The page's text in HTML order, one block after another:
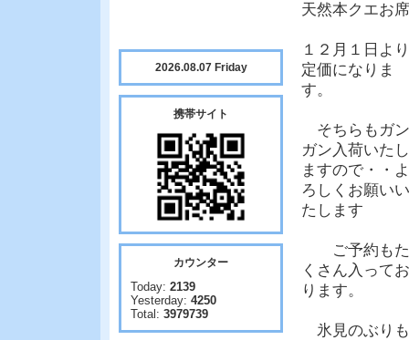
天然本クエお
１２月１日より
定価になりま
す。
そちらもガン
ガン入荷いたし
ますので・・よ
ろしくお願いい
たします
ご予約もた
くさん入ってお
ります。
氷見のぶりも
2026.08.07 Friday
携帯サイト
カウンター
Today: 2139
Yesterday: 4250
Total: 3979739